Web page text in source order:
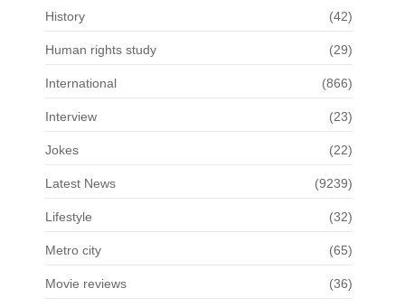
History (42)
Human rights study (29)
International (866)
Interview (23)
Jokes (22)
Latest News (9239)
Lifestyle (32)
Metro city (65)
Movie reviews (36)